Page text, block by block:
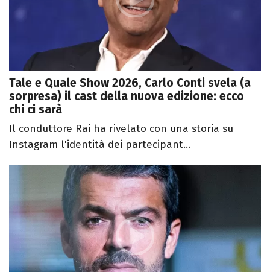
Tale e Quale Show 2026, Carlo Conti svela (a
sorpresa) il cast della nuova edizione: ecco
chi ci sarà
Il conduttore Rai ha rivelato con una storia su
Instagram l'identità dei partecipant...